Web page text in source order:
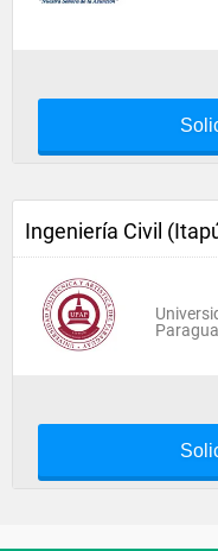
Ingeniería Civil